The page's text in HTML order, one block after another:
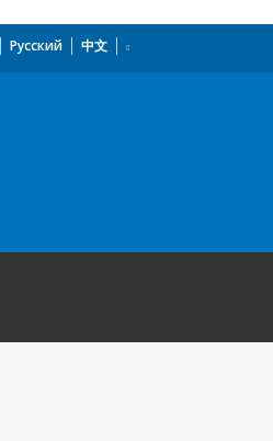
Русский 中文